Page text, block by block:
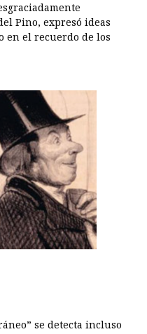
Pino, expresó ideas
en el recuerdo de los
se detecta incluso